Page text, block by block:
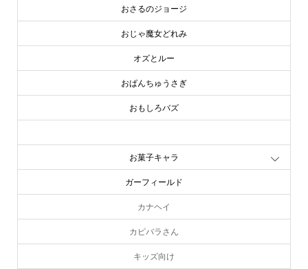
おさるのジョージ
おじゃ魔女どれみ
オズとルー
おぱんちゅうさぎ
おもしろバズ
お菓子キャラ
ガーフィールド
カナヘイ
カピバラさん
キッズ向け